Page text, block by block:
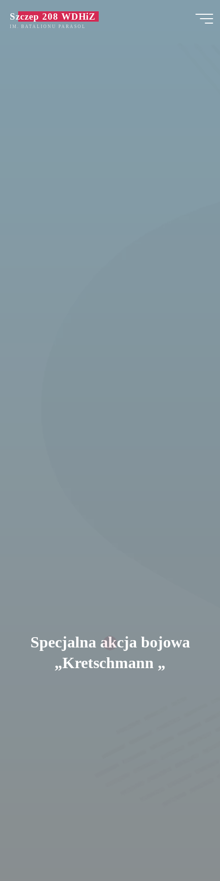
treści
Szczep 208 WDHiZ
IM. BATALIONU PARASOL
Specjalna akcja bojowa
„Kretschmann „